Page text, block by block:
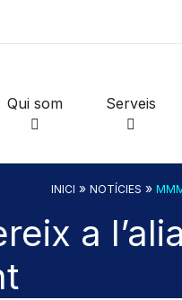
Qui som Serveis
INICI » NOTÍCIES »
a